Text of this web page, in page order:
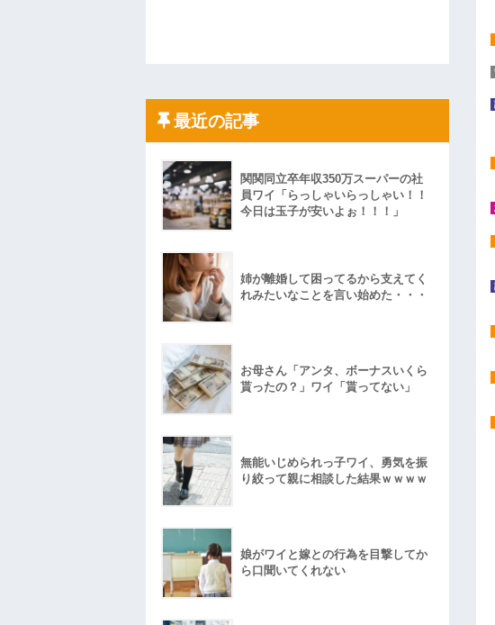
最近の記事
関関同立卒年収350万スーパーの社
員ワイ「らっしゃいらっしゃい！！
今日は玉子が安いよぉ！！！」
姉が離婚して困ってるから支えてく
れみたいなことを言い始めた・・・
お母さん「アンタ、ボーナスいくら
貰ったの？」ワイ「貰ってない」
無能いじめられっ子ワイ、勇気を振
り絞って親に相談した結果ｗｗｗｗ
娘がワイと嫁との行為を目撃してか
ら口聞いてくれない